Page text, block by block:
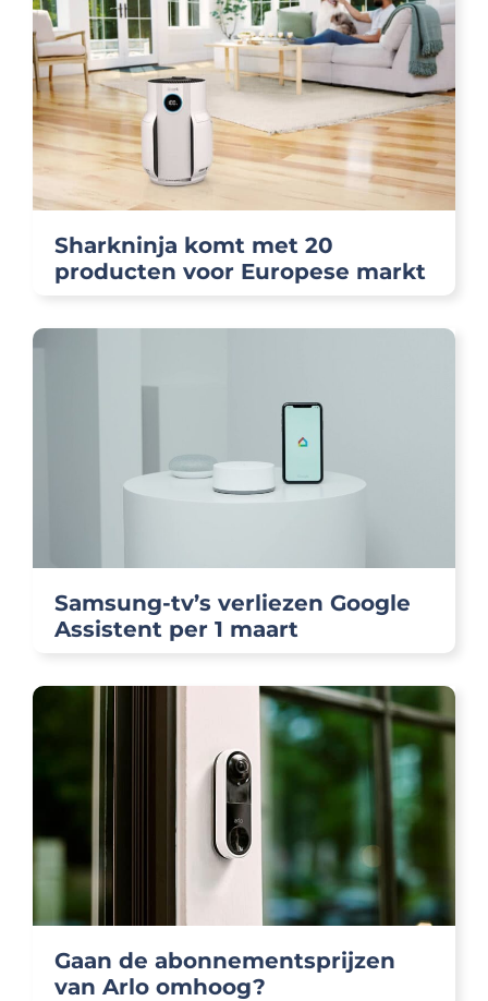
Sharkninja komt met 20
producten voor Europese markt
Samsung-tv’s verliezen Google
Assistent per 1 maart
Gaan de abonnementsprijzen
van Arlo omhoog?